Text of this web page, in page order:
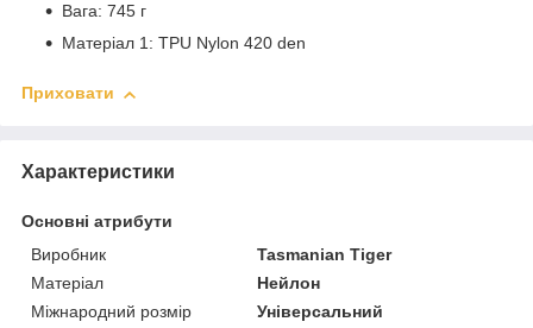
Вага: 745 г
Матеріал 1: TPU Nylon 420 den
Приховати
Характеристики
Основні атрибути
Виробник
Tasmanian Tiger
Матеріал
Нейлон
Міжнародний розмір
Універсальний